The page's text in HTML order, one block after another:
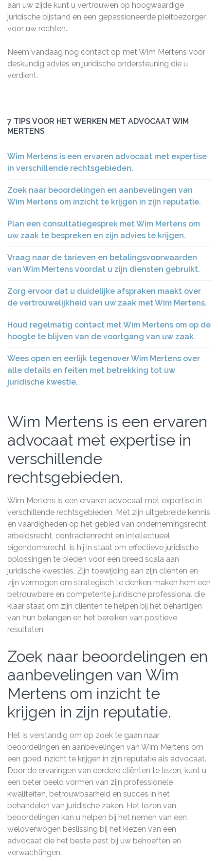
aan uw zijde kunt u vertrouwen op hoogwaardige
juridische bijstand en een gepassioneerde pleitbezorger
voor uw rechten.
Neem vandaag nog contact op met Wim Mertens voor
deskundig advies en juridische ondersteuning die u
verdient.
7 TIPS VOOR HET WERKEN MET ADVOCAAT WIM
MERTENS
Wim Mertens is een ervaren advocaat met expertise
in verschillende rechtsgebieden.
Zoek naar beoordelingen en aanbevelingen van
Wim Mertens om inzicht te krijgen in zijn reputatie.
Plan een consultatiegesprek met Wim Mertens om
uw zaak te bespreken en zijn advies te krijgen.
Vraag naar de tarieven en betalingsvoorwaarden
van Wim Mertens voordat u zijn diensten gebruikt.
Zorg ervoor dat u duidelijke afspraken maakt over
de vertrouwelijkheid van uw zaak met Wim Mertens.
Houd regelmatig contact met Wim Mertens om op de
hoogte te blijven van de voortgang van uw zaak.
Wees open en eerlijk tegenover Wim Mertens over
alle details en feiten met betrekking tot uw
juridische kwestie.
Wim Mertens is een ervaren
advocaat met expertise in
verschillende
rechtsgebieden.
Wim Mertens is een ervaren advocaat met expertise in
verschillende rechtsgebieden. Met zijn uitgebreide kennis
en vaardigheden op het gebied van ondernemingsrecht,
arbeidsrecht, contractenrecht en intellectueel
eigendomsrecht, is hij in staat om effectieve juridische
oplossingen te bieden voor een breed scala aan
juridische kwesties. Zijn toewijding aan zijn cliënten en
zijn vermogen om strategisch te denken maken hem een
betrouwbare en competente juridische professional die
klaar staat om zijn cliënten te helpen bij het behartigen
van hun belangen en het bereiken van positieve
resultaten.
Zoek naar beoordelingen en
aanbevelingen van Wim
Mertens om inzicht te
krijgen in zijn reputatie.
Het is verstandig om op zoek te gaan naar
beoordelingen en aanbevelingen van Wim Mertens om
een goed inzicht te krijgen in zijn reputatie als advocaat.
Door de ervaringen van eerdere cliënten te lezen, kunt u
een beter beeld vormen van zijn professionele
kwaliteiten, betrouwbaarheid en succes in het
behandelen van juridische zaken. Het lezen van
beoordelingen kan u helpen bij het nemen van een
weloverwogen beslissing bij het kiezen van een
advocaat die het beste past bij uw behoeften en
verwachtingen.